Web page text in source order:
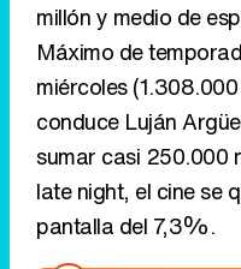
millón y medio de
Máximo de
miércoles
conduce Luján
sumar casi 250.000
late night, el cine se
pantalla del 7,3%.